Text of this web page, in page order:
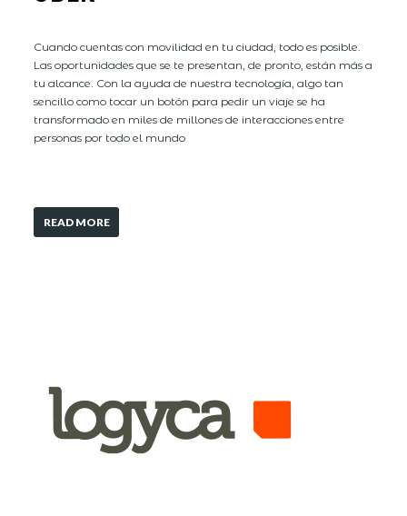
Cuando cuentas con movilidad en tu ciudad, todo es posible.
Las oportunidades que se te presentan, de pronto, están más a
tu alcance. Con la ayuda de nuestra tecnología, algo tan
sencillo como tocar un botón para pedir un viaje se ha
transformado en miles de millones de interacciones entre
personas por todo el mundo
READ MORE